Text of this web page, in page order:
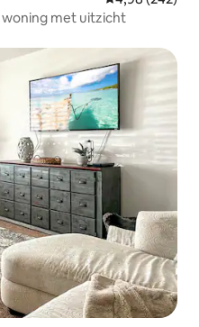
woning met uitzicht